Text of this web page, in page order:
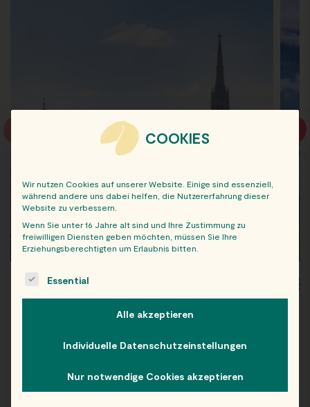
WIEN
Folge uns auf Instagram!
COOKIES
Wir nutzen Cookies auf unserer Website. Einige sind essenziell,
während andere uns dabei helfen, die Nutzererfahrung dieser
Website zu verbessern.
Wenn Sie unter 16 Jahre alt sind und Ihre Zustimmung zu
freiwilligen Diensten geben möchten, müssen Sie Ihre
Erziehungsberechtigten um Erlaubnis bitten.
The following is a list of service groups for which consent
Essential
Alle akzeptieren
Individuelle Datenschutzeinstellungen
Nur notwendige Cookies akzeptieren